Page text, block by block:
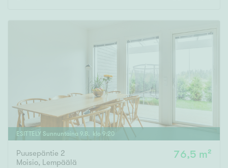
ESITTELY Sunnuntaina 9. 8. klo 9:20
Puusepäntie 2
Moisio, Lempäälä
76,5 m²